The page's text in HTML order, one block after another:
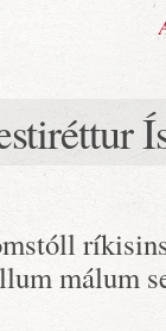
málum